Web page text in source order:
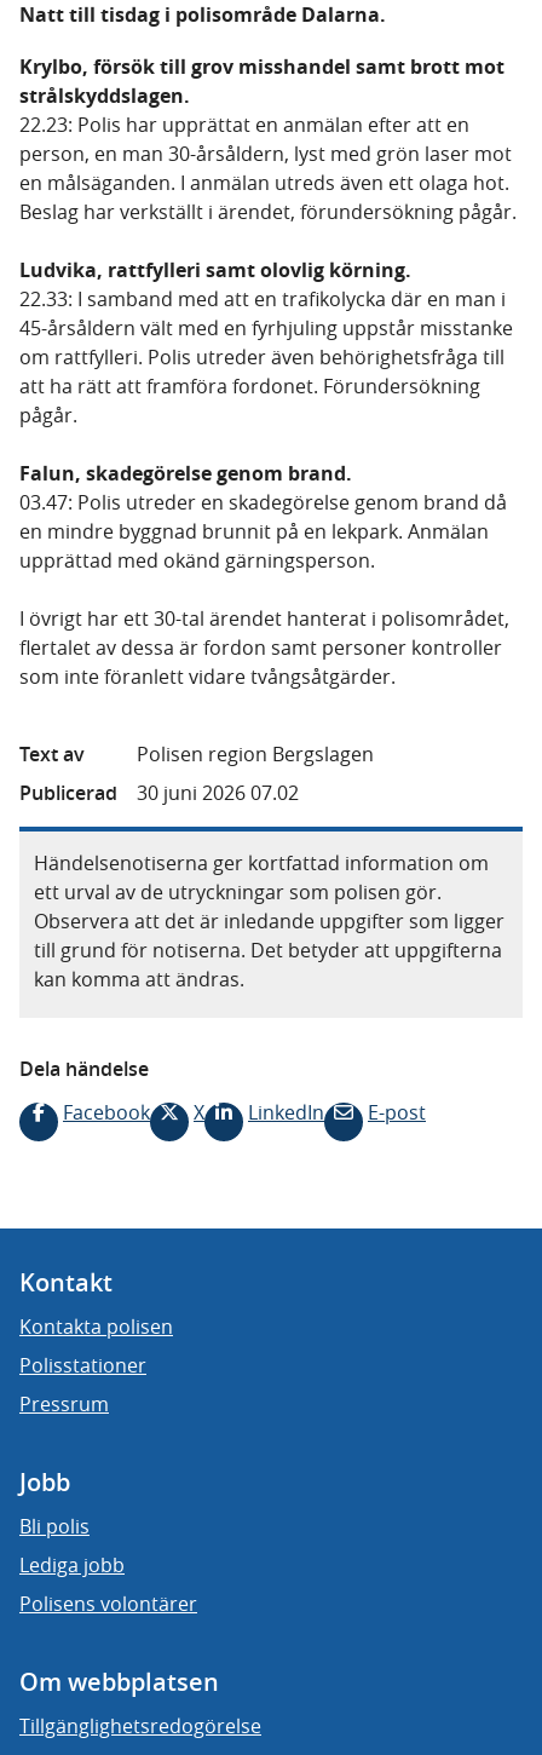
Natt till tisdag i polisområde Dalarna.
Krylbo, försök till grov misshandel samt brott mot
strålskyddslagen.
22.23: Polis har upprättat en anmälan efter att en
person, en man 30-årsåldern, lyst med grön laser mot
en målsäganden. I anmälan utreds även ett olaga hot.
Beslag har verkställt i ärendet, förundersökning pågår.
Ludvika, rattfylleri samt olovlig körning.
22.33: I samband med att en trafikolycka där en man i
45-årsåldern vält med en fyrhjuling uppstår misstanke
om rattfylleri. Polis utreder även behörighetsfråga till
att ha rätt att framföra fordonet. Förundersökning
pågår.
Falun, skadegörelse genom brand.
03.47: Polis utreder en skadegörelse genom brand då
en mindre byggnad brunnit på en lekpark. Anmälan
upprättad med okänd gärningsperson.
I övrigt har ett 30-tal ärendet hanterat i polisområdet,
flertalet av dessa är fordon samt personer kontroller
som inte föranlett vidare tvångsåtgärder.
Text av
Polisen region Bergslagen
Publicerad
30 juni 2026 07.02
Händelsenotiserna ger kortfattad information om
ett urval av de utryckningar som polisen gör.
Observera att det är inledande uppgifter som ligger
till grund för notiserna. Det betyder att uppgifterna
kan komma att ändras.
Dela händelse
Facebook
X LinkedIn E-post
Kontakt
Kontakta polisen
Polisstationer
Pressrum
Jobb
Bli polis
Lediga jobb
Polisens volontärer
Om webbplatsen
Tillgänglighetsredogörelse